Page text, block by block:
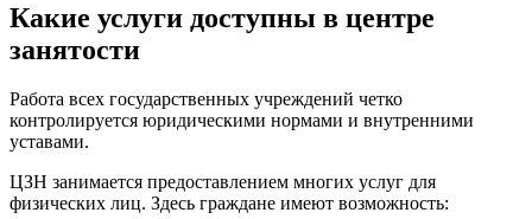
Какие услуги доступны в центре
занятости
Работа всех государственных учреждений четко
контролируется юридическими нормами и внутренними
уставами.
ЦЗН занимается предоставлением многих услуг для
физических лиц. Здесь граждане имеют возможность: